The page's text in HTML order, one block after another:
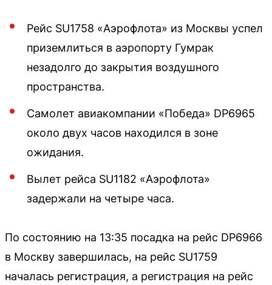
Рейс SU1758 «Аэрофлота» из Москвы успел
приземлиться в аэропорту Гумрак
незадолго до закрытия воздушного
пространства.
Самолет авиакомпании «Победа» DP6965
около двух часов находился в зоне
ожидания.
Вылет рейса SU1182 «Аэрофлота»
задержали на четыре часа.
По состоянию на 13:35 посадка на рейс DP6966
в Москву завершилась, на рейс SU1759
началась регистрация, а регистрация на рейс